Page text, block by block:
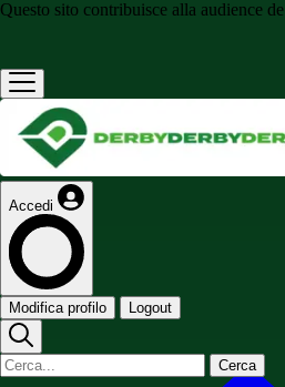
Questo sito contribuisce alla audience de
Accedi
Modifica profilo Logout
Cerca